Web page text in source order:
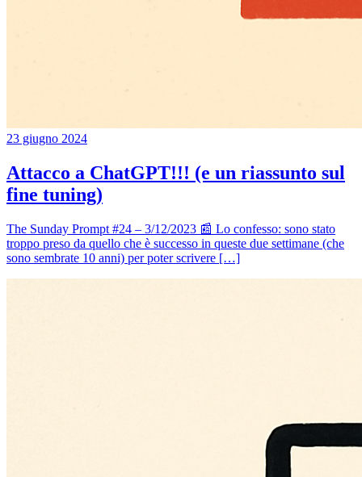
23 giugno 2024
Attacco a ChatGPT!!! (e un riassunto sul
fine tuning)
The Sunday Prompt #24 – 3/12/2023 📰 Lo confesso: sono stato
troppo preso da quello che è successo in queste due settimane (che
sono sembrate 10 anni) per poter scrivere […]